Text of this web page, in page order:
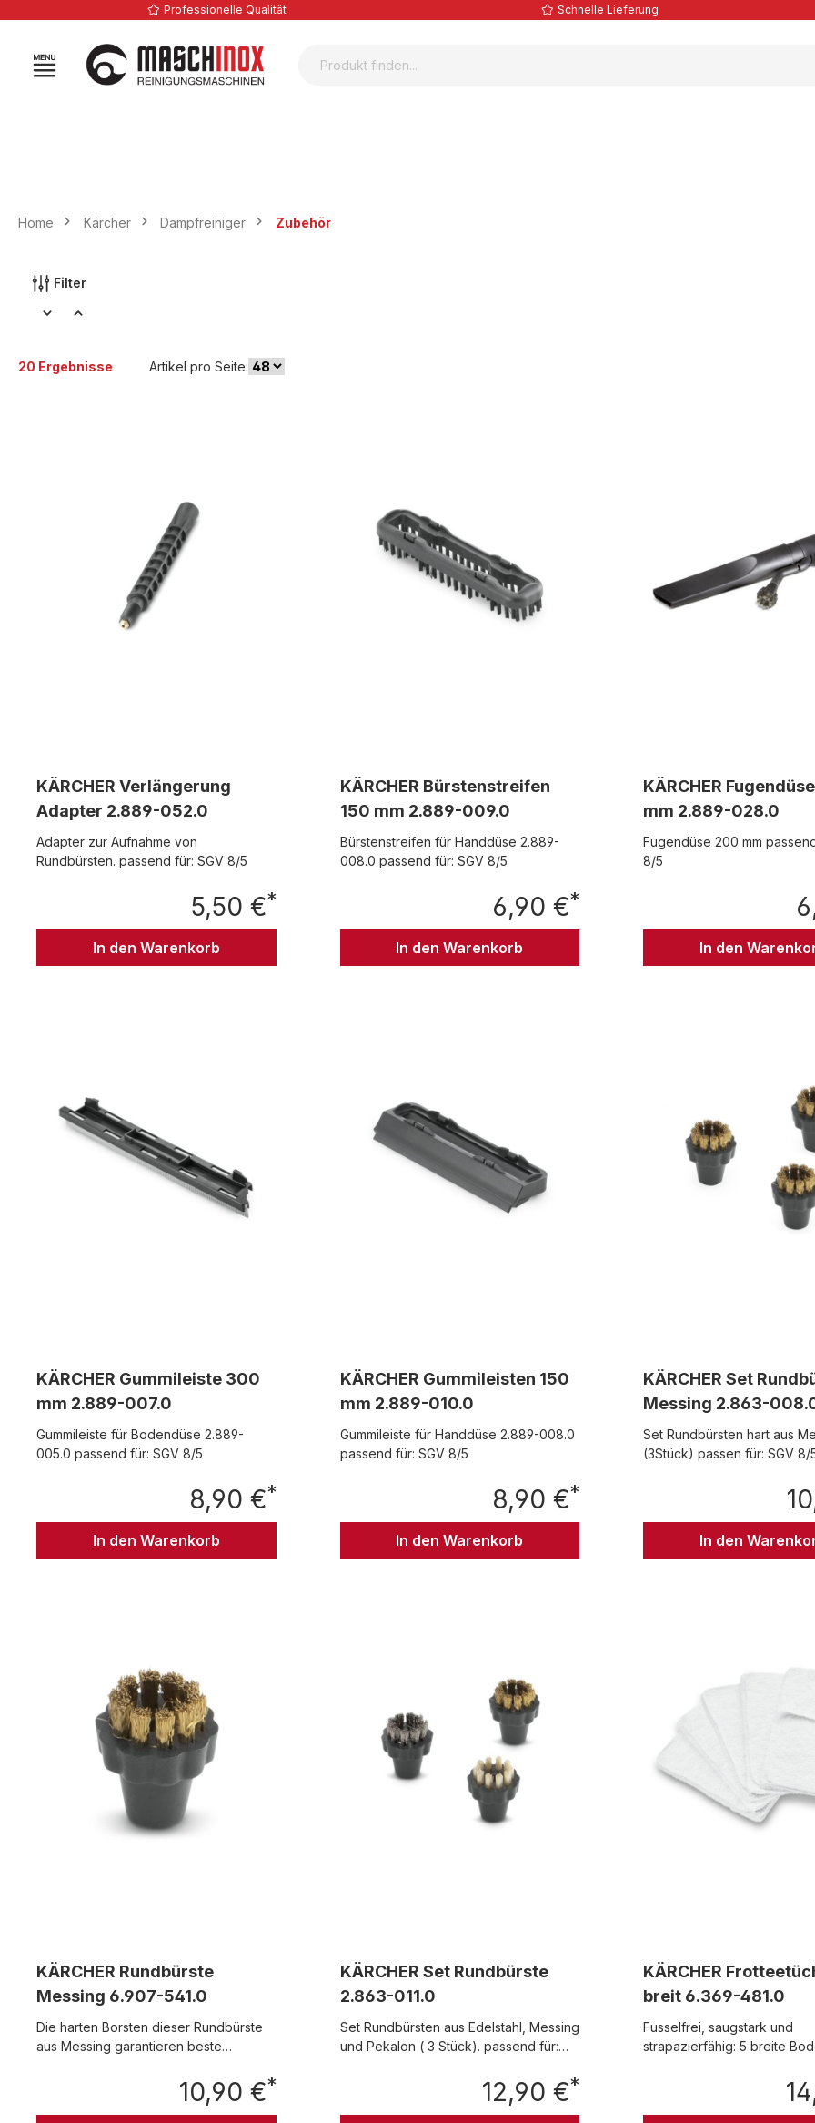
Zur Hauptnavigation springen
Professionelle Qualität Schnelle Lieferung
Home Kärcher Dampfreiniger Zubehör
Filter
20 Ergebnisse Artikel pro Seite:
KÄRCHER Verlängerung
Adapter 2.889-052.0
Adapter zur Aufnahme von
Rundbürsten. passend für: SGV 8/5
Regulärer Preis:
5,50 €*
In den Warenkorb
KÄRCHER Bürstenstreifen
150 mm 2.889-009.0
Bürstenstreifen für Handdüse 2.889-
008.0 passend für: SGV 8/5
Regulärer Preis:
6,90 €*
In den Warenkorb
KÄRCHER
mm 2.889-028.0
Fugendüse 200 mm
8/5
In den
KÄRCHER Gummileiste 300
mm 2.889-007.0
Gummileiste für Bodendüse 2.889-
005.0 passend für: SGV 8/5
Regulärer Preis:
8,90 €*
In den Warenkorb
KÄRCHER Gummileisten 150
mm 2.889-010.0
Gummileiste für Handdüse 2.889-008.0
passend für: SGV 8/5
Regulärer Preis:
8,90 €*
In den Warenkorb
KÄRCHER Set
Messing 2.863-
Set Rundbürsten hart aus
(3Stück) passen für: SGV 8/
In den
KÄRCHER Rundbürste
Messing 6.907-541.0
Die harten Borsten dieser Rundbürste
aus Messing garantieren beste
Metallgewinde auch härtere Einsätze
problemlos übersteht. (1 Stück)
Regulärer Preis:
10,90 €*
KÄRCHER Set Rundbürste
2.863-011.0
Set Rundbürsten aus Edelstahl, Messing
und Pekalon ( 3 Stück). passend für:
Regulärer Preis:
12,90 €*
KÄRCHER
breit 6.369-481.0
Fusselfrei, saugstark und
strapazierfähig: 5 breite
Tücher eignen sich optimal
Anwendung in Verbindung